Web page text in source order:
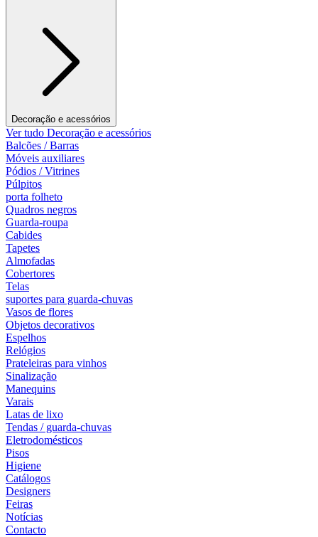
Decoração e acessórios
Ver tudo Decoração e acessórios
Balcões / Barras
Móveis auxiliares
Pódios / Vitrines
Púlpitos
porta folheto
Quadros negros
Guarda-roupa
Cabides
Tapetes
Almofadas
Cobertores
Telas
suportes para guarda-chuvas
Vasos de flores
Objetos decorativos
Espelhos
Relógios
Prateleiras para vinhos
Sinalização
Manequins
Varais
Latas de lixo
Tendas / guarda-chuvas
Eletrodomésticos
Pisos
Higiene
Catálogos
Designers
Feiras
Notícias
Contacto